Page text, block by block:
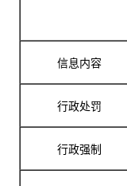
信息内容
行政处罚
行政强制